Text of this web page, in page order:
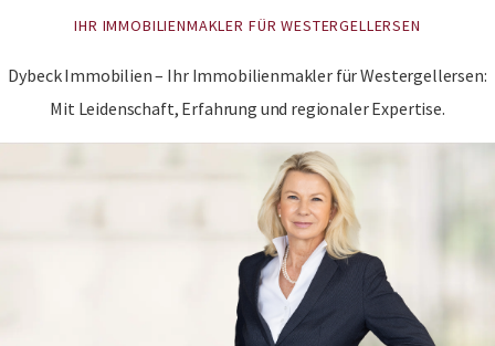
IHR IMMOBILIENMAKLER FÜR WESTERGELLERSEN
Dybeck Immobilien – Ihr Immobilienmakler für Westergellersen:
Mit Leidenschaft, Erfahrung und regionaler Expertise.